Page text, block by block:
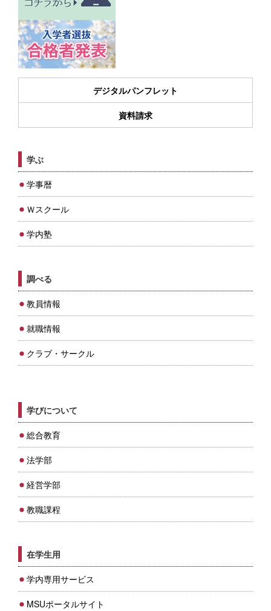
デジタルパンフレット
資料請求
学ぶ
学事暦
Ｗスクール
学内塾
調べる
教員情報
就職情報
クラブ・サークル
学びについて
総合教育
法学部
経営学部
教職課程
在学生用
学内専用サービス
MSUポータルサイト